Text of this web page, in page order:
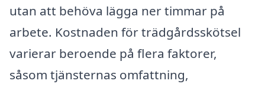
utan att behöva lägga ner timmar på
arbete. Kostnaden för trädgårdsskötsel
varierar beroende på flera faktorer,
såsom tjänsternas omfattning,